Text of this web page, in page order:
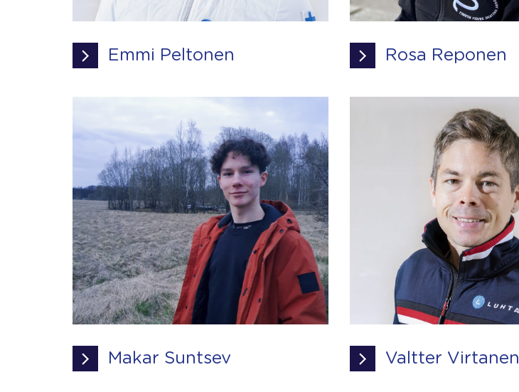
Emmi Peltonen Rosa Reponen
Makar Suntsev Valtter Virtanen